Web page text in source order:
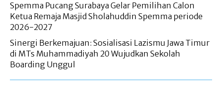
Spemma Pucang Surabaya Gelar Pemilihan Calon
Ketua Remaja Masjid Sholahuddin Spemma periode
2026-2027
Sinergi Berkemajuan: Sosialisasi Lazismu Jawa Timur
di MTs Muhammadiyah 20 Wujudkan Sekolah
Boarding Unggul